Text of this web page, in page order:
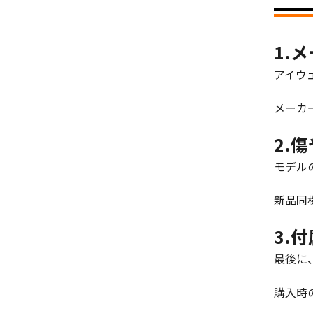
1.メ
アイウ
メーカ
2.傷
モデル
新品同
3.付
最後に
購入時